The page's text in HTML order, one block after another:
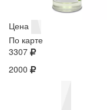
Цена
По карте
3307
2000